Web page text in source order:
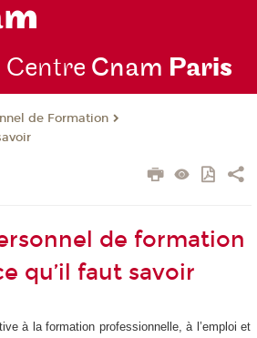
Centre Cnam Paris
de Formation
de formation
qu’il faut savoir
à la formation professionnelle, à l’emploi et